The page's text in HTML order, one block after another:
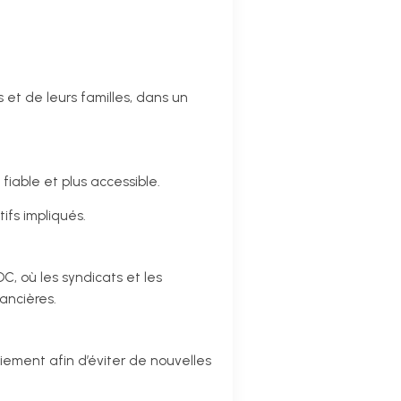
de leurs familles, dans un
et plus accessible.
impliqués.
où les syndicats et les
afin d’éviter de nouvelles